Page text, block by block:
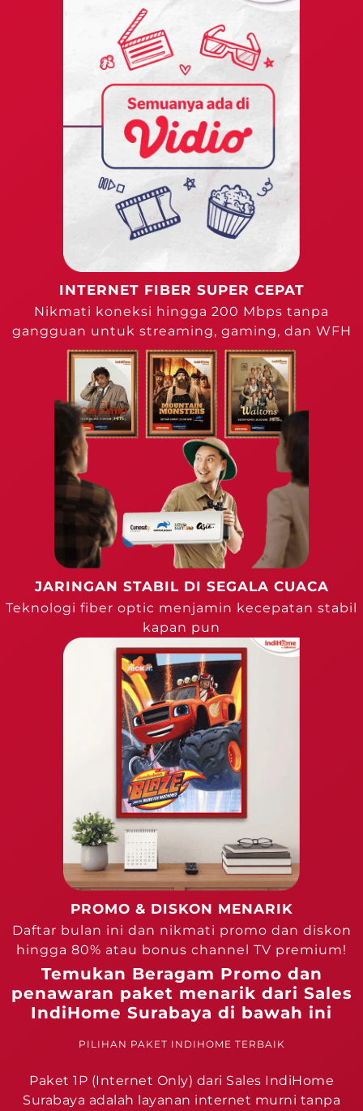
INTERNET FIBER SUPER CEPAT
Nikmati koneksi hingga 200 Mbps tanpa
gangguan untuk streaming, gaming, dan WFH
JARINGAN STABIL DI SEGALA CUACA
Teknologi fiber optic menjamin kecepatan stabil
kapan pun
PROMO & DISKON MENARIK
Daftar bulan ini dan nikmati promo dan diskon
hingga 80% atau bonus channel TV premium!
Temukan Beragam Promo dan
penawaran paket menarik dari Sales
IndiHome Surabaya di bawah ini
PILIHAN PAKET INDIHOME TERBAIK
Paket 1P (Internet Only) dari Sales IndiHome
Surabaya adalah layanan internet murni tanpa